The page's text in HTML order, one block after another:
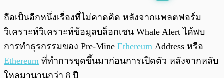
พร้อมเล่น 0:00
ถือเป็นอีกหนึ่งเรื่องที่ไม่คาดคิด หลังจากแพลตฟอร์ม
วิเคราะห์วิเคราะห์ข้อมูลบล็อกเชน Whale Alert ได้พบ
การทำธุรกรรมของ Pre-Mine Ethereum Address หรือ
Ethereum ที่ทำการขุดขึ้นมาก่อนการเปิดตัว หลังจากหลับ
ใหลมานานกว่า 8 ปี